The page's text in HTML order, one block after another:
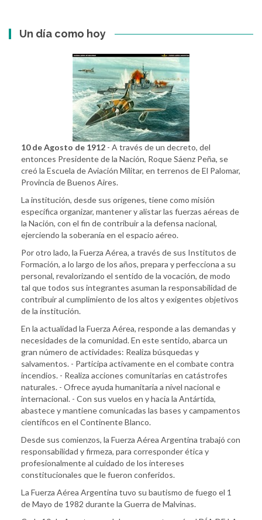
Un día como hoy
10 de Agosto de 1912 - A través de un decreto, del
entonces Presidente de la Nación, Roque Sáenz Peña, se
creó la Escuela de Aviación Militar, en terrenos de El Palomar,
Provincia de Buenos Aires.
La institución, desde sus orígenes, tiene como misión
específica organizar, mantener y alistar las fuerzas aéreas de
la Nación, con el fin de contribuir a la defensa nacional,
ejerciendo la soberanía en el espacio aéreo.
Por otro lado, la Fuerza Aérea, a través de sus Institutos de
Formación, a lo largo de los años, prepara y perfecciona a su
personal, revalorizando el sentido de la vocación, de modo
tal que todos sus integrantes asuman la responsabilidad de
contribuir al cumplimiento de los altos y exigentes objetivos
de la institución.
En la actualidad la Fuerza Aérea, responde a las demandas y
necesidades de la comunidad. En este sentido, abarca un
gran número de actividades: Realiza búsquedas y
salvamentos. - Participa activamente en el combate contra
incendios. - Realiza acciones comunitarias en catástrofes
naturales. - Ofrece ayuda humanitaria a nivel nacional e
internacional. - Con sus vuelos en y hacia la Antártida,
abastece y mantiene comunicadas las bases y campamentos
científicos en el Continente Blanco.
Desde sus comienzos, la Fuerza Aérea Argentina trabajó con
responsabilidad y firmeza, para corresponder ética y
profesionalmente al cuidado de los intereses
constitucionales que le fueron conferidos.
La Fuerza Aérea Argentina tuvo su bautismo de fuego el 1
de Mayo de 1982 durante la Guerra de Malvinas.